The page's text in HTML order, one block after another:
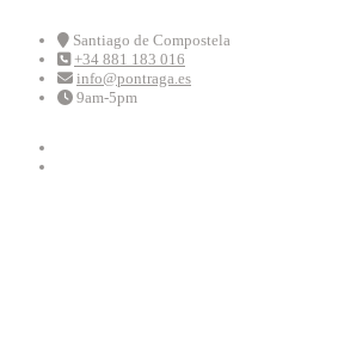
content
Santiago de Compostela
+34 881 183 016
info@pontraga.es
9am-5pm